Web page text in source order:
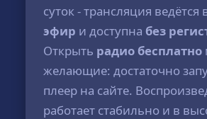
суток - трансляция ведётся
эфир и доступнабез
Открыть радио бесплатно
желающие: достаточно
плеер на сайте.
работает стабильно и в